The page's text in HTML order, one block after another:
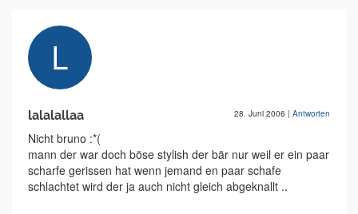
lalalallaa 28. Juni 2006 | Antworten
Nicht bruno :*(
mann der war doch böse stylish der bär nur weil er ein paar
scharfe gerissen hat wenn jemand en paar schafe
schlachtet wird der ja auch nicht gleich abgeknallt ..